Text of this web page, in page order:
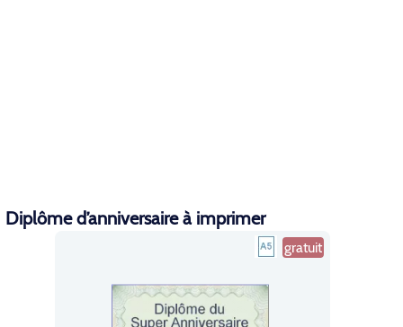
Diplôme d’anniversaire à imprimer
gratuit